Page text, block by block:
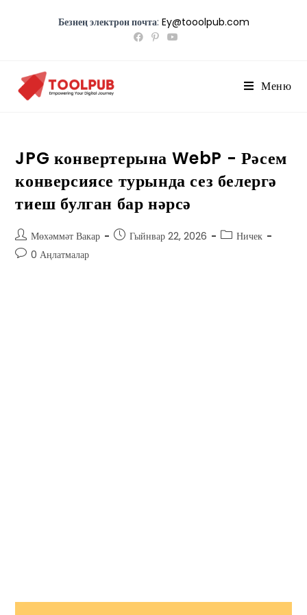
Безнең электрон почта: Ey@tooolpub.com
Меню
JPG конвертерына WebP - Рәсем
конверсиясе турында сез белергә
тиеш булган бар нәрсә
Мөхәммәт Вакар Гыйнвар 22, 2026
Ничек
0 Аңлатмалар